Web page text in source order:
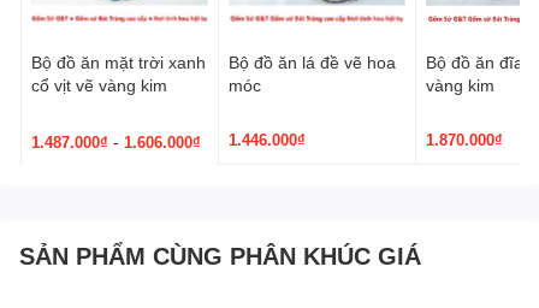
Bộ đồ ăn mặt trời xanh
cổ vịt vẽ vàng kim
1.487.000₫ - 1.606.000₫
Bộ đồ ăn lá đề vẽ hoa
móc
1.446.000₫
Bộ đồ ăn đĩa
vàng kim
1.870.000₫
SẢN PHẨM CÙNG PHÂN KHÚC GIÁ